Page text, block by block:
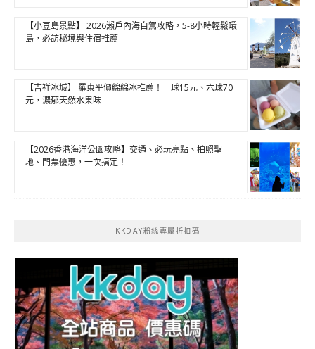
【小豆島景點】 2026瀨戶內海自駕攻略，5-8小時輕鬆環
島，必訪秘境與住宿推薦
【吉祥冰城】 羅東平價綿綿冰推薦！一球15元、六球70
元，濃郁天然水果味
【2026香港海洋公園攻略】交通、必玩亮點、拍照聖
地、門票優惠，一次搞定！
KKDAY粉絲專屬折扣碼